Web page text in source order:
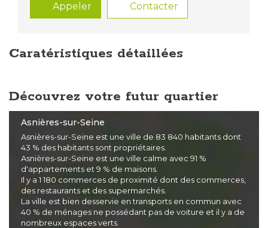
Appeler Contacter
Caratéristiques détaillées
Découvrez votre futur quartier
Asnières-sur-Seine
Asnières-sur-Seine est une ville de 83 840 habitants dont
43 % des habitants sont propriétaires.
Asnières-sur-Seine est une ville calme avec 91 %
d'appartements et 9 % de maisons.
Il y a 1 180 commerces de proximité dont des commerces,
des restaurants et des supermarchés.
La ville est bien desservie en transports en commun avec
40 % de ménages ne possédant pas de voiture et il y a de
nombreux espaces verts.